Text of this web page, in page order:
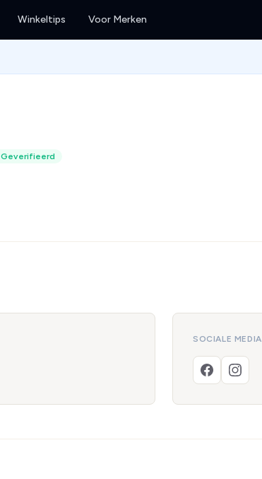
Winkeltips Voor Merken
Geverifieerd
SOCIALE MEDIA